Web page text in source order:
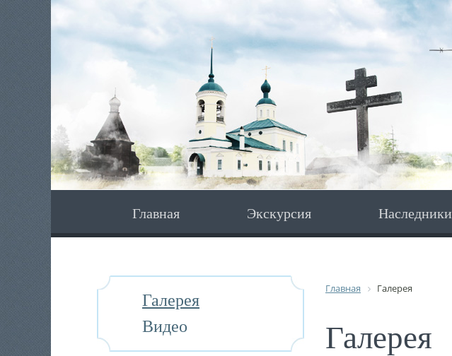
Главная Экскурсия Наследники
Галерея
Видео
Главная Галерея
Галерея